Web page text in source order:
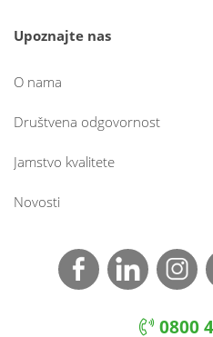
Upoznajte nas
O nama
Društvena odgovornost
Jamstvo kvalitete
Novosti
0800